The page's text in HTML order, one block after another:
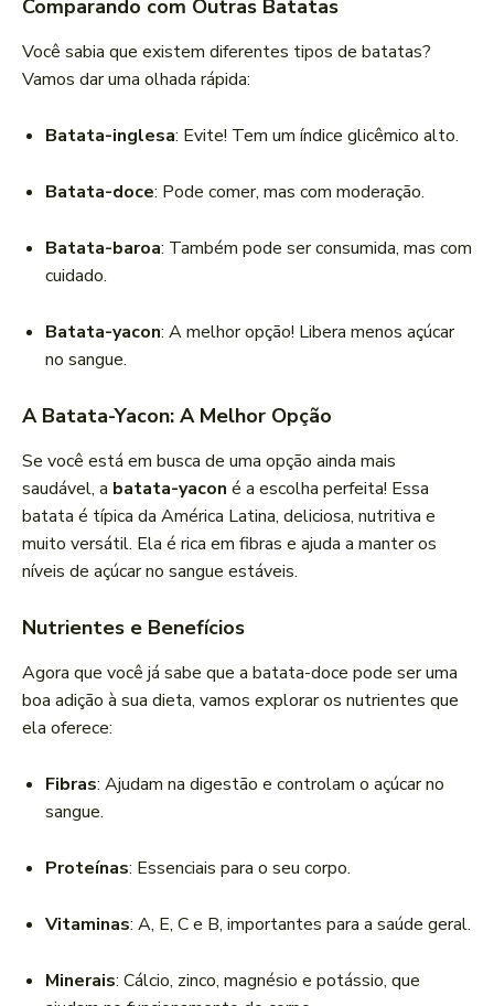
Comparando com Outras Batatas
Você sabia que existem diferentes tipos de batatas?
Vamos dar uma olhada rápida:
Batata-inglesa: Evite! Tem um índice glicêmico alto.
Batata-doce: Pode comer, mas com moderação.
Batata-baroa: Também pode ser consumida, mas com
cuidado.
Batata-yacon: A melhor opção! Libera menos açúcar
no sangue.
A Batata-Yacon: A Melhor Opção
Se você está em busca de uma opção ainda mais
saudável, a batata-yacon é a escolha perfeita! Essa
batata é típica da América Latina, deliciosa, nutritiva e
muito versátil. Ela é rica em fibras e ajuda a manter os
níveis de açúcar no sangue estáveis.
Nutrientes e Benefícios
Agora que você já sabe que a batata-doce pode ser uma
boa adição à sua dieta, vamos explorar os nutrientes que
ela oferece:
Fibras: Ajudam na digestão e controlam o açúcar no
sangue.
Proteínas: Essenciais para o seu corpo.
Vitaminas: A, E, C e B, importantes para a saúde geral.
Minerais: Cálcio, zinco, magnésio e potássio, que